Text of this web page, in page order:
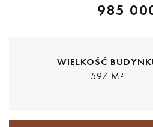
985
WIELKOŚĆ
597 M²